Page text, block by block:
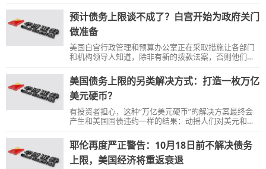
预计债务上限谈不成了？白宫开始为政府关门
做准备
美国白宫行政管理和预算办公室正在采取措施让各部门
和机构领导人知道，除非有新的拨款法案，否则他们预
美国债务上限的另类解决方式：打造一枚万亿
美元硬币？
有投资者担心，这种“万亿美元硬币”的解决方案最终会
产生和美国国债违约一样的结果：动摇人们对美元和美
耶伦再度严正警告：10月18日前不解决债务
上限，美国经济将重返衰退